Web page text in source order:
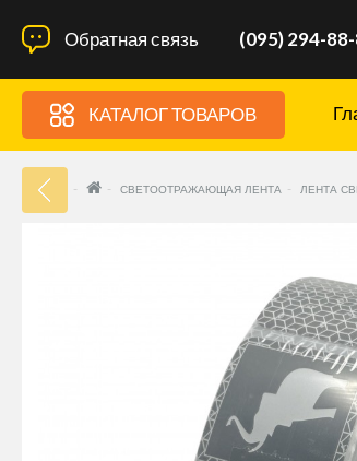
Обратная связь (095) 294-
КАТАЛОГ ТОВАРОВ
СВЕТООТРАЖАЮЩАЯ ЛЕНТА ЛЕНТА